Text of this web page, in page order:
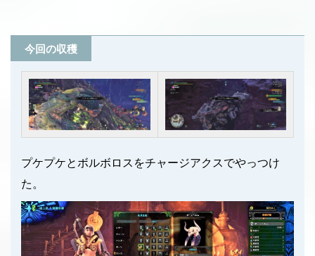
今回の収穫
プケプケとボルボロスをチャージアクスでやっつけ
た。